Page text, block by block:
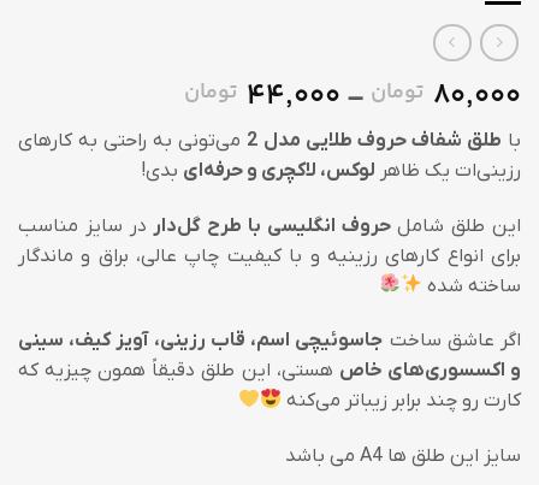
80,000 تومان –
44,000 تومان
range:
44,000 تومان
through
80,000 تومان
با طلق شفاف حروف طلایی مدل 2
می‌تونی به راحتی به کارهای
رزینی‌ات یک ظاهر لوکس، لاکچری و حرفه‌ای بدی!
این طلق شاملحروف انگلیسی با طرح گل‌دار در سایز مناسب
برای انواع کارهای رزینیه و با کیفیت چاپ عالی، براق و ماندگار
ساخته شده
اگر عاشق ساخت جاسوئیچی اسم، قاب رزینی، آویز کیف، سینی
و اکسسوری‌های خاص هستی، این طلق دقیقاً همون چیزیه که
کارت رو چند برابر زیباتر می‌کنه
سایز این طلق ها A4 می باشد